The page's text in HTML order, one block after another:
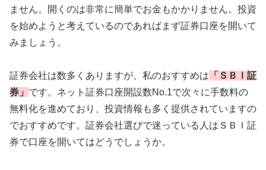
ません。開くのは非常に簡単でお金もかかりません。投資
を始めようと考えているのであればまず証券口座を開いて
みましょう。
証券会社は数多くありますが、私のおすすめは 「ＳＢＩ証
券」 です。ネット証券口座開設数No.1で次々に手数料の
無料化を進めており、投資情報も多く提供されていますの
でおすすめです。証券会社選びで迷っている人はＳＢＩ証
券で口座を開いてはどうでしょうか。